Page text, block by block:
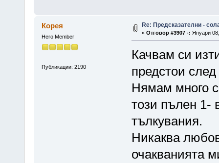
Корея
Hero Member
Публикации: 2190
Re: Предсказателни -
« Отговор #3907 -: Януари
Качвам си
предстои
Нямам много
този пълен 1-
тълкувания.
Никаква
очакванията